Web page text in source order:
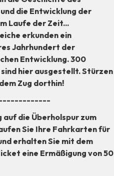
die Entwicklung der
Laufe der Zeit...
erkunden ein
Jahrhundert der
Entwicklung. 300
sind hier ausgestellt. Stürzen
Zug dorthin!
auf die Überholspur zum
Sie Ihre Fahrkarten für
erhalten Sie mit dem
eine Ermäßigung von 50